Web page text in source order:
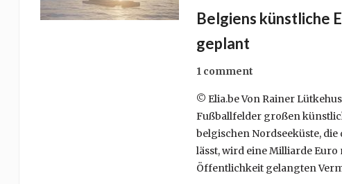
Belgiens künstliche
geplant
1 comment
© Elia.be Von Rainer
Fußballfelder großen
belgischen Nordseeküste,
lässt, wird eine Milliarde Euro
Öffentlichkeit gelangten